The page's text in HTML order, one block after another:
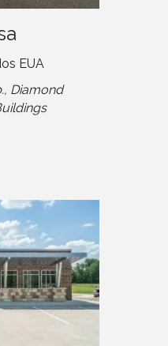
EUA
Diamond